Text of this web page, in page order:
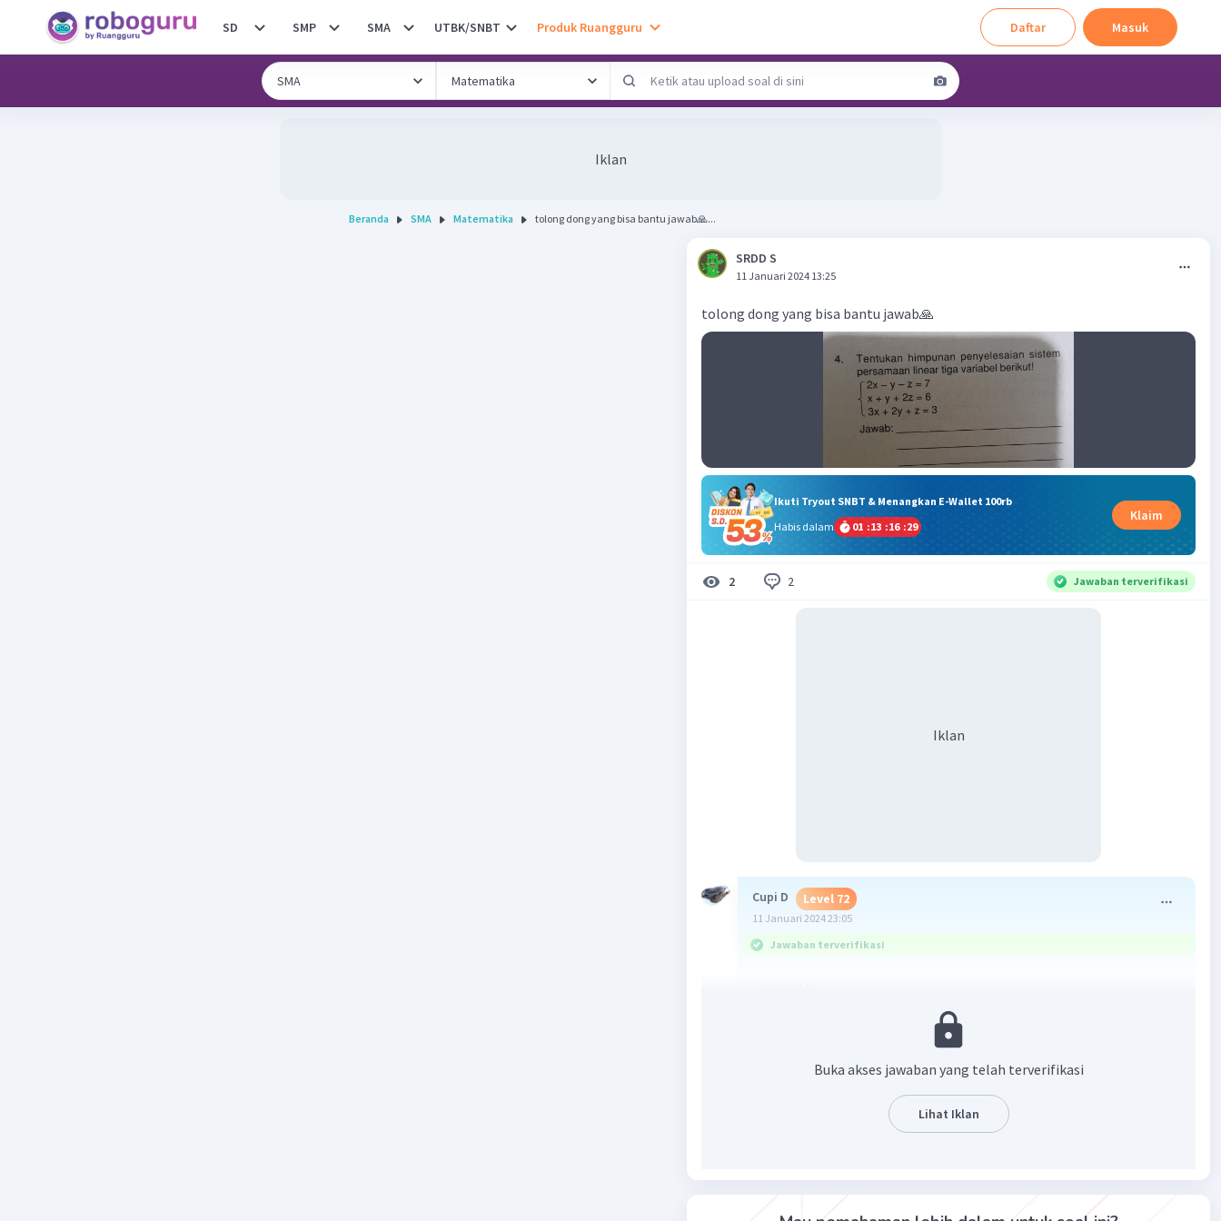
SD SMP SMA UTBK/SNBT Produk Ruangguru Daftar Masuk
Iklan
Beranda SMA Matematika tolong dong yang bisa bantu jawab🙏...
SRDD S
11 Januari 2024 13:25
tolong dong yang bisa bantu jawab🙏
Ikuti Tryout SNBT & Menangkan E-Wallet 100rb
Habis dalam
01 :13 :16 :29
Klaim
2 2 Jawaban terverifikasi
Iklan
Cupi D Level 72
11 Januari 2024 23:05
Jawaban terverifikasi
Buka akses jawaban yang telah terverifikasi
Lihat Iklan